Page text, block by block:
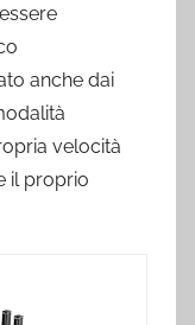
anche dai
velocità
il proprio